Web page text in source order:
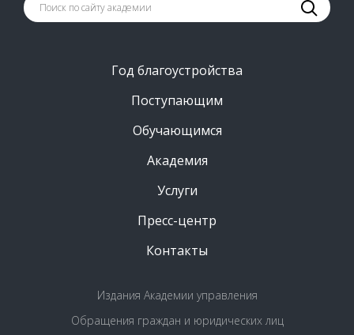
Год благоустройства
Поступающим
Обучающимся
Академия
Услуги
Пресс-центр
Контакты
Издания Академии управления
Обращения граждан и юридических лиц